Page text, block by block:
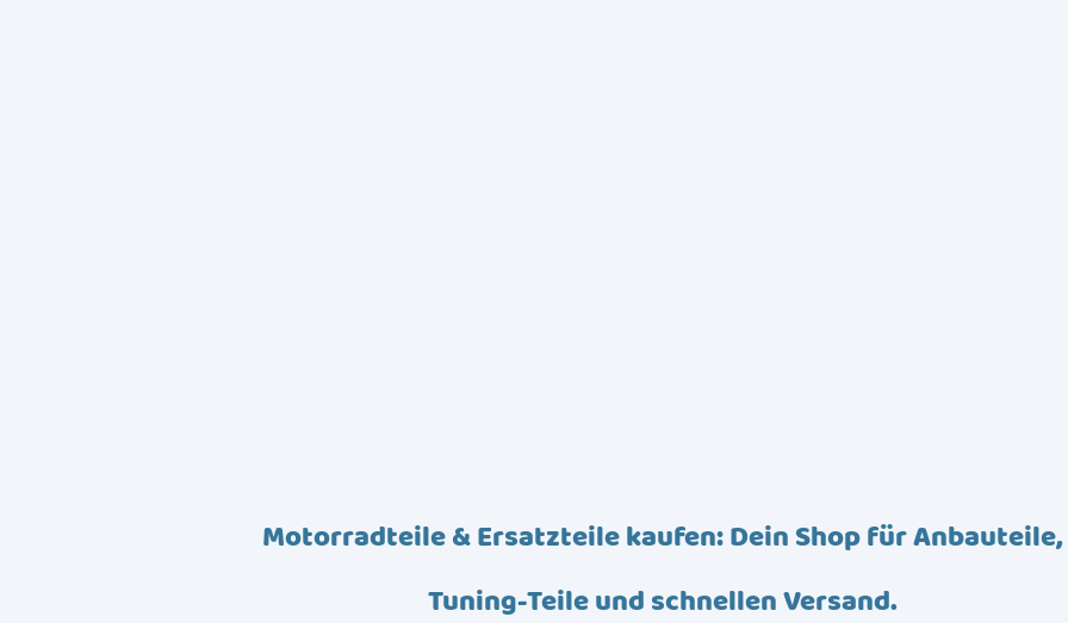
Motorradteile & Ersatzteile kaufen: Dein Shop für Anbauteile,
Tuning-Teile und schnellen Versand.